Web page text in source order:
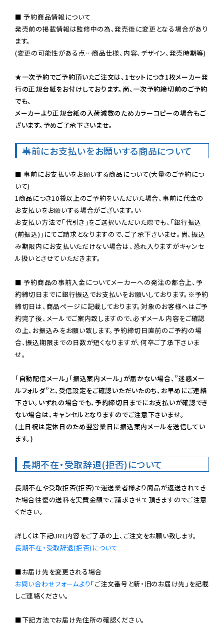
■ 予約商品情報について
発売前の掲載情報は監修中の為、発売後に変更となる場合があり
ます。
(変更の可能性がある点…商品仕様、内容、デザイン、発売時期等)
★一次予約でご予約頂いたご注文は、1セットにつき1枚メーカー発
行の正規台紙をお付けしております。尚、一次予約締切前のご予約
でも、
メーカーより正規台紙の入荷減数のためカラーコピーの場合もご
ざいます。予めご了承下さいませ。
事前にお支払いをお願いする商品について
■ 事前にお支払いをお願いする商品について(大量のご予約につ
いて)
1商品につき10袋以上のご予約をいただいた場合、事前に代金の
お支払いをお願いする場合がございます。い
お支払い方法で「代引き」をご選択いただいた際でも、「銀行振込
(前振込)」にてご請求となりますので、ご了承下さいませ。尚、振込
み期限内にお支払いただけない場合は、恐れ入りますがキャンセ
ル扱いとさせていただきます。
■ 予約商品の事前入金についてメーカーへの発注の都合上、予
約締切日までに銀行振込でお支払いをお願いしております。※予約
締切日は、商品ページに記載しております。対象のお客様へはご予
約完了後、メールでご案内致しますので、必ずメール内容をご確認
の上、お振込みをお願い致します。予約締切日直前のご予約の場
合、振込期限までの日数が短くなりますが、何卒ご了承下さいま
せ。
「自動配信メール」「振込案内メール」が届かない場合、”迷惑メー
ルフォルダ”と、受信設定をご確認いただいたのち、お早めにご連絡
下さい。いずれの場合でも、予約締切日までにお支払いが確認でき
ない場合は、キャンセルとなりますのでご注意下さいませ。
(土日祝は定休日のため翌営業日に振込案内メールを送信してい
ます。)
長期不在・受取辞退(拒否)について
長期不在や受取拒否(拒否)で運送業者様より商品が返送されてき
た場合往復の送料を実費金額でご請求させて頂きますのでご注意
ください。
長期不在・受取辞退(拒否)について
お問い合わせフォームより 「ご注文番号と新・旧のお届け先」を記載
しご連絡ください。
■下記方法でお届け先住所の確認ください。